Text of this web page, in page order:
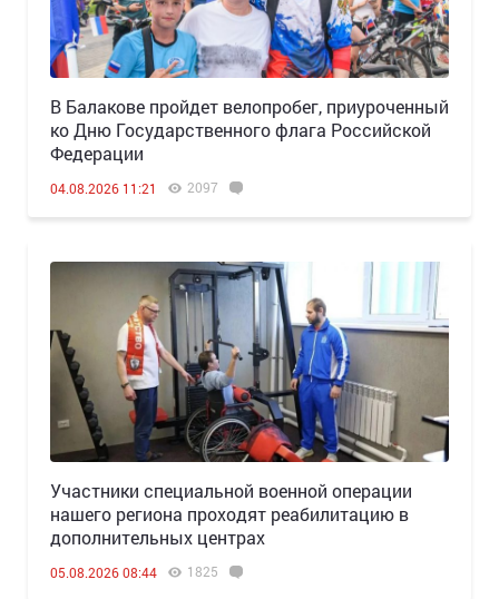
В Балакове пройдет велопробег, приуроченный
ко Дню Государственного флага Российской
Федерации
04.08.2026 11:21 2097
Участники специальной военной операции
нашего региона проходят реабилитацию в
дополнительных центрах
05.08.2026 08:44 1825